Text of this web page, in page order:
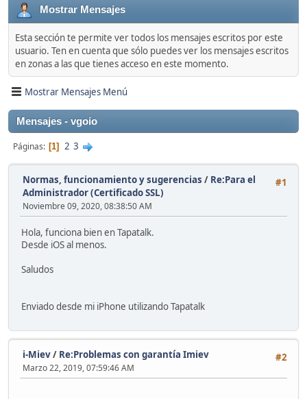
Mostrar Mensajes
Esta sección te permite ver todos los mensajes escritos por este
usuario. Ten en cuenta que sólo puedes ver los mensajes escritos
en zonas a las que tienes acceso en este momento.
Mostrar Mensajes Menú
Mensajes - vgoio
Páginas 1 2 3
#1
Normas, funcionamiento y sugerencias / Re:Para el
Administrador (Certificado SSL)
Noviembre 09, 2020, 08:38:50 AM
Hola, funciona bien en Tapatalk.
Desde iOS al menos.
Saludos
Enviado desde mi iPhone utilizando Tapatalk
#2
i-Miev/ Re:Problemas con garantía Imiev
Marzo 22, 2019, 07:59:46 AM